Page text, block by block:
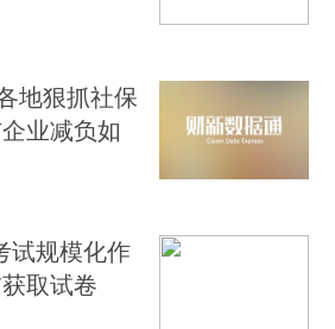
地狠抓社保
业减负如
试规模化作
取试卷